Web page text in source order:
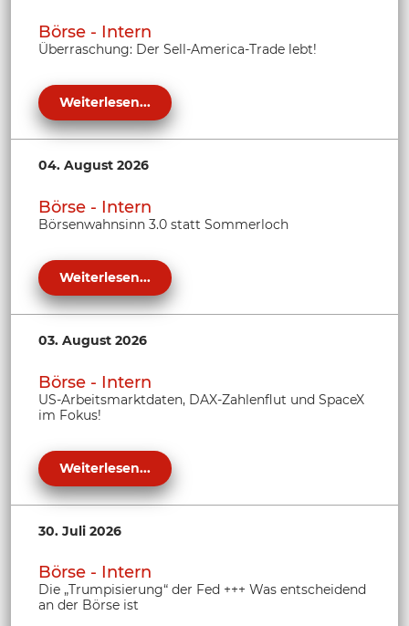
Börse - Intern
Überraschung: Der Sell-America-Trade lebt!
Weiterlesen...
04. August 2026
Börse - Intern
Börsenwahnsinn 3.0 statt Sommerloch
Weiterlesen...
03. August 2026
Börse - Intern
US-Arbeitsmarktdaten, DAX-Zahlenflut und SpaceX
im Fokus!
Weiterlesen...
30. Juli 2026
Börse - Intern
Die „Trumpisierung“ der Fed +++ Was entscheidend
an der Börse ist